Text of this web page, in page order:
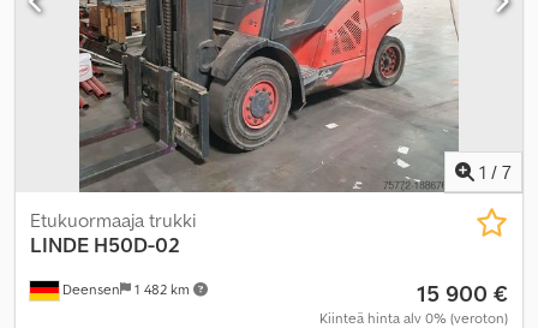
1 / 7
Deensen 1 482 km
Etukuormaaja trukki
LINDE H50D-02
15 900 €
Kiinteä hinta alv 0% (veroton)